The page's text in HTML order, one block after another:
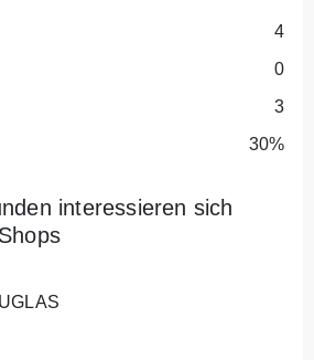
4
0
3
30%
interessieren sich